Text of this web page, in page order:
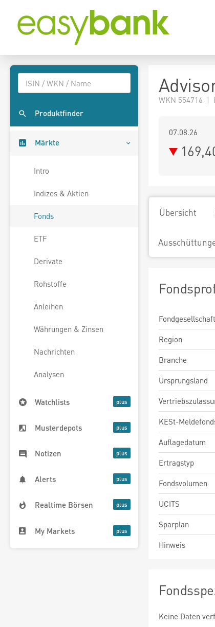
Produktfinder
Märkte
Intro
Indizes & Aktien
Fonds
ETF
Derivate
Rohstoffe
Anleihen
Währungen & Zinsen
Nachrichten
Analysen
Watchlists
Musterdepots
Notizen
Alerts
Realtime Börsen
My Markets
WKN 554716 |
07.08.26
Übersicht
Fondgesellschaft
Region
Branche
Ursprungsland
KESt-
Auflagedatum
Ertragstyp
Fondsvolumen
UCITS
Sparplan
Hinweis
Keine Daten